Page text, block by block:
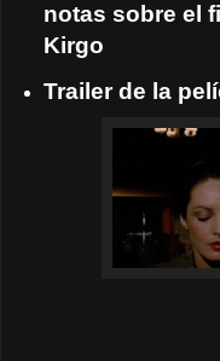
notas sobre el
Kirgo
Trailer de la